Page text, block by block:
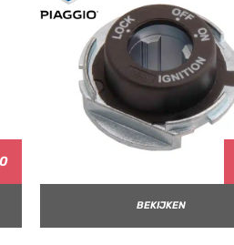
BEKIJKEN